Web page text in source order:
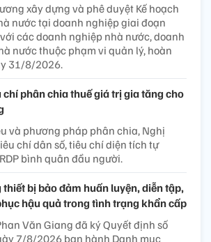
xây dựng và phê duyệt Kế hoạch
nước tại doanh nghiệp giai đoạn
các doanh nghiệp nhà nước, doanh
nước thuộc phạm vi quản lý, hoàn
31/8/2026.
chí phân chia thuế giá trị gia tăng cho
và phương pháp phân chia, Nghị
chí dân số, tiêu chí diện tích tự
bình quân đầu người.
bị bảo đảm huấn luyện, diễn tập,
hậu quả trong tình trạng khẩn cấp
Văn Giang đã ký Quyết định số
7/8/2026 ban hành Danh mục